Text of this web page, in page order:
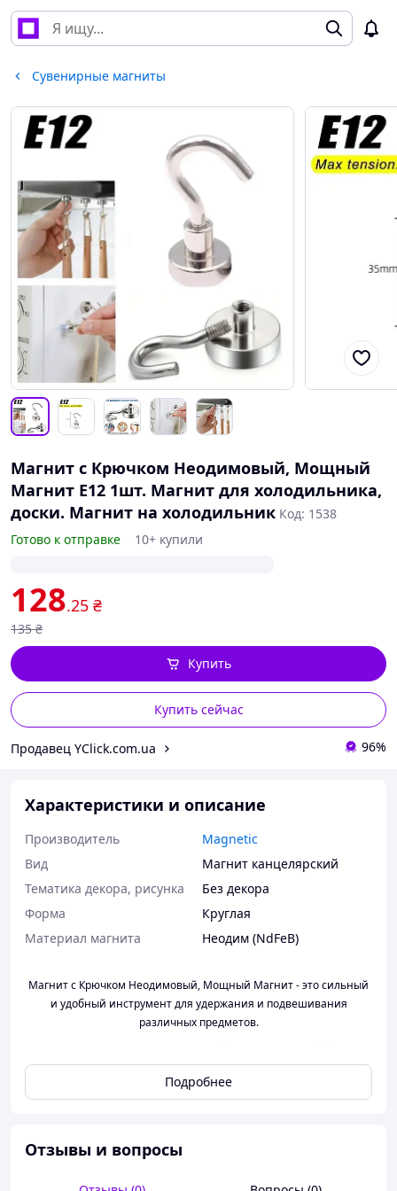
Сувенирные магниты
Магнит с Крючком Неодимовый, Мощный
Магнит E12 1шт. Магнит для холодильника,
доски. Магнит на холодильник Код: 1538
Готово к отправке
10+ купили
128.25 ₴
135 ₴
Купить сейчас
Купить
Продавец YClick.com.ua 96%
Характеристики и описание
Производитель
Magnetic
Вид
Магнит канцелярский
Тематика декора, рисунка
Без декора
Форма
Круглая
Материал магнита
Неодим (NdFeB)
Магнит с Крючком Неодимовый, Мощный Магнит - это сильный
и удобный инструмент для удержания и подвешивания
различных предметов.
эффективное решение для временного крепления и
подвешивания предметов, обеспечивая простоту в
Неодимовый магнит: изготовлен из мощного неодимового
Подробнее
Отзывы и вопросы